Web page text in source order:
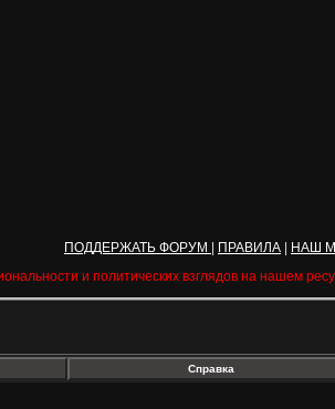
ПОДДЕРЖАТЬ ФОРУМ ПРАВИЛА
НАШ
и политических взглядов на нашем
Справка